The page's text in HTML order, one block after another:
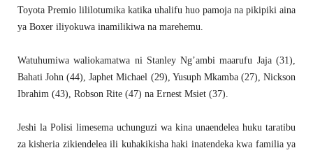
Toyota Premio lililotumika katika uhalifu huo pamoja na pikipiki aina
ya Boxer iliyokuwa inamilikiwa na marehemu.
Watuhumiwa waliokamatwa ni Stanley Ng’ambi maarufu Jaja (31),
Bahati John (44), Japhet Michael (29), Yusuph Mkamba (27), Nickson
Ibrahim (43), Robson Rite (47) na Ernest Msiet (37).
Jeshi la Polisi limesema uchunguzi wa kina unaendelea huku taratibu
za kisheria zikiendelea ili kuhakikisha haki inatendeka kwa familia ya